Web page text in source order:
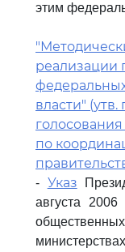
этим
реализации
власти"
по
- Указ
августа